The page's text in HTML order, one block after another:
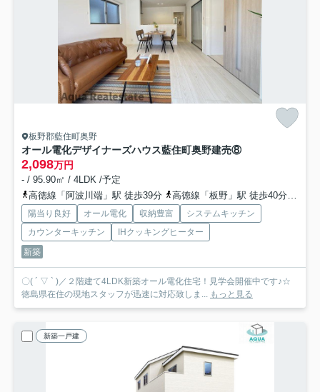
板野郡藍住町奥野
オール電化デザイナーズハウス藍住町奥野建売⑧
2,098万円
- / 95.90㎡ / 4LDK /予定
高徳線「阿波川端」駅 徒歩39分
高徳線「板野」駅 徒歩40分
陽当り良好 オール電化 収納豊富
システムキッチン
カウンターキッチン
IHクッキングヒーター
新築
〇( ´ ▽ ` )／２階建て4LDK新築オール電化住宅！見学会開催中です♪☆
徳島県在住の現地スタッフが迅速に対応致しま... もっと見る
新築一戸建